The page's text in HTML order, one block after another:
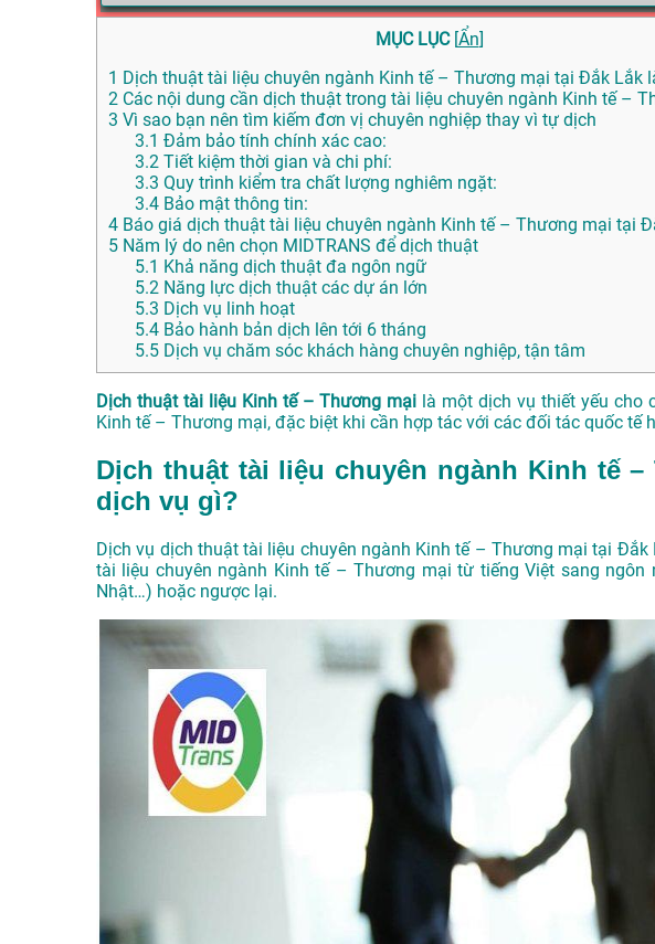
MỤC LỤC [Ẩn]
1 Dịch thuật tài liệu chuyên ngành Kinh tế – Thương mại tại Đắk Lắk
2 Các nội dung cần dịch thuật trong tài liệu chuyên ngành Kinh tế –
3 Vì sao bạn nên tìm kiếm đơn vị chuyên nghiệp thay vì tự dịch
3.1 Đảm bảo tính chính xác cao:
3.2 Tiết kiệm thời gian và chi phí:
3.3 Quy trình kiểm tra chất lượng nghiêm ngặt:
3.4 Bảo mật thông tin:
4 Báo giá dịch thuật tài liệu chuyên ngành Kinh tế – Thương mại tại
5 Năm lý do nên chọn MIDTRANS để dịch thuật
5.1 Khả năng dịch thuật đa ngôn ngữ
5.2 Năng lực dịch thuật các dự án lớn
5.3 Dịch vụ linh hoạt
5.4 Bảo hành bản dịch lên tới 6 tháng
5.5 Dịch vụ chăm sóc khách hàng chuyên nghiệp, tận tâm
Dịch thuật tài liệu Kinh tế – Thương mại là một dịch vụ thiết yếu cho
Kinh tế – Thương mại, đặc biệt khi cần hợp tác với các đối tác quốc tế
Dịch thuật tài liệu chuyên ngành Kinh tế
dịch vụ gì?
Dịch vụ dịch thuật tài liệu chuyên ngành Kinh tế – Thương mại tại
tài liệu chuyên ngành Kinh tế – Thương mại từ tiếng Việt sang ngôn
Nhật…) hoặc ngược lại.